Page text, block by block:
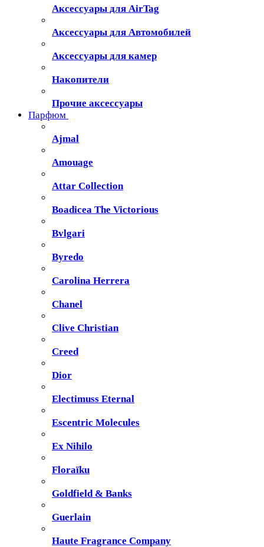
Аксессуары для AirTag
Аксессуары для Автомобилей
Аксессуары для камер
Накопители
Прочие аксессуары
Парфюм
Ajmal
Amouage
Attar Collection
Boadicea The Victorious
Bvlgari
Byredo
Carolina Herrera
Chanel
Clive Christian
Creed
Dior
Electimuss Eternal
Escentric Molecules
Ex Nihilo
Floraïku
Goldfield & Banks
Guerlain
Haute Fragrance Company